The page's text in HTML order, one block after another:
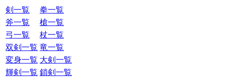
剣一覧
拳一覧
斧一覧
槍一覧
弓一覧
杖一覧
双剣一覧 竜一覧
変身一覧 大剣一覧
輝剣一覧 鎖剣一覧